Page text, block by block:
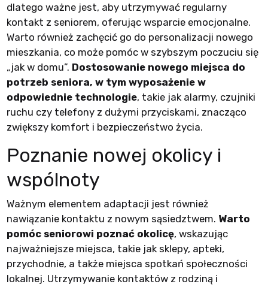
dlatego ważne jest, aby utrzymywać regularny
kontakt z seniorem, oferując wsparcie emocjonalne.
Warto również zachęcić go do personalizacji nowego
mieszkania, co może pomóc w szybszym poczuciu się
„jak w domu”. Dostosowanie nowego miejsca do
potrzeb seniora, w tym wyposażenie w
odpowiednie technologie, takie jak alarmy, czujniki
ruchu czy telefony z dużymi przyciskami, znacząco
zwiększy komfort i bezpieczeństwo życia.
Poznanie nowej okolicy i
wspólnoty
Ważnym elementem adaptacji jest również
nawiązanie kontaktu z nowym sąsiedztwem. Warto
pomóc seniorowi poznać okolicę, wskazując
najważniejsze miejsca, takie jak sklepy, apteki,
przychodnie, a także miejsca spotkań społeczności
lokalnej. Utrzymywanie kontaktów z rodziną i